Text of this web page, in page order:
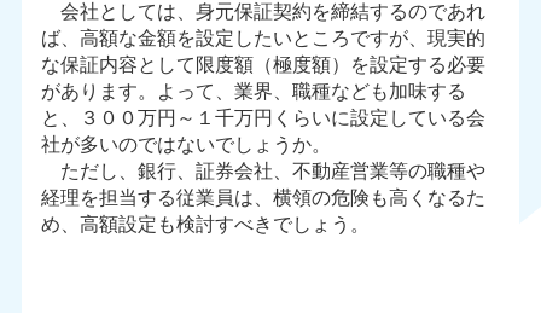
会社としては、身元保証契約を締結するのであれ
ば、高額な金額を設定したいところですが、現実的
な保証内容として限度額（極度額）を設定する必要
があります。よって、業界、職種なども加味する
と、３００万円～１千万円くらいに設定している会
社が多いのではないでしょうか。
ただし、銀行、証券会社、不動産営業等の職種や
経理を担当する従業員は、横領の危険も高くなるた
め、高額設定も検討すべきでしょう。